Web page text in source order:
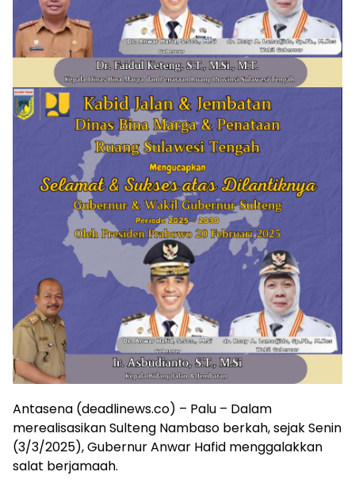
Antasena (deadlinews.co) – Palu – Dalam
merealisasikan Sulteng Nambaso berkah, sejak Senin
(3/3/2025), Gubernur Anwar Hafid menggalakkan
salat berjamaah.